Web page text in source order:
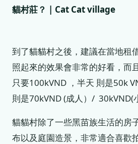
貓村莊？ | Cat Cat village
到了貓貓村之後，建議在當地租
照起來的效果會非常的好看，而
只要100kVND ，半天 則是50k
則是70kVND (成人）/ 30kVND(
貓貓村除了一些黑苗族生活的房
布以及庭園造景，非常適合喜歡